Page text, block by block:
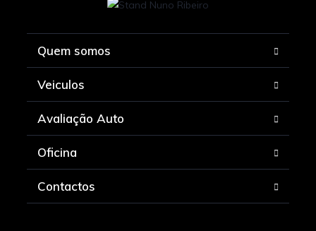
Quem somos
Veiculos
Avaliação Auto
Oficina
Contactos